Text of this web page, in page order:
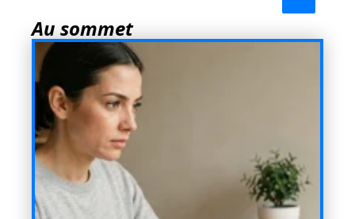
Au sommet